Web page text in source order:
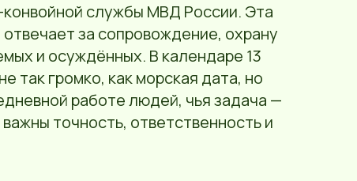
службы МВД России. Эта
за сопровождение, охрану
и осуждённых. В календаре 13
так громко, как морская дата, но
работе людей, чья задача —
точность, ответственность и